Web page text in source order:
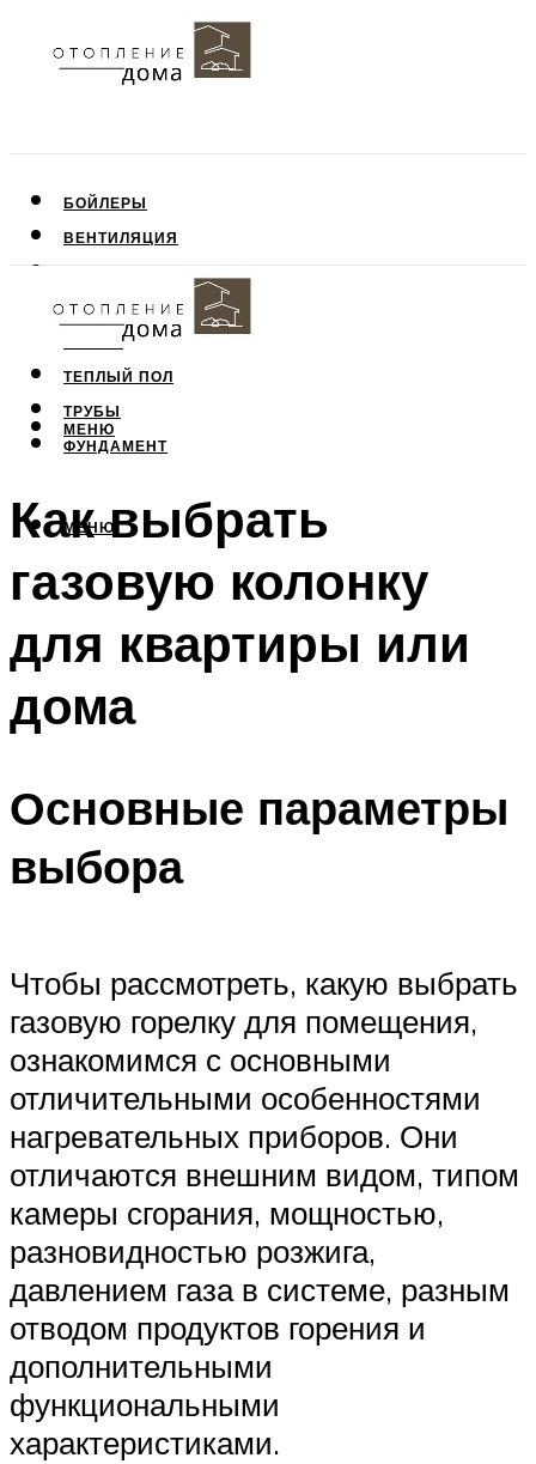
БОЙЛЕРЫ
ВЕНТИЛЯЦИЯ
ПОТОЛОК
СТЕНЫ
ТЕПЛЫЙ ПОЛ
ТРУБЫ
ФУНДАМЕНТ
МЕНЮ
МЕНЮ
Как выбрать
газовую колонку
для квартиры или
дома
Основные параметры
выбора
Чтобы рассмотреть, какую выбрать
газовую горелку для помещения,
ознакомимся с основными
отличительными особенностями
нагревательных приборов. Они
отличаются внешним видом, типом
камеры сгорания, мощностью,
разновидностью розжига,
давлением газа в системе, разным
отводом продуктов горения и
дополнительными
функциональными
характеристиками.